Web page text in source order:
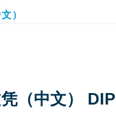
）
（中文）